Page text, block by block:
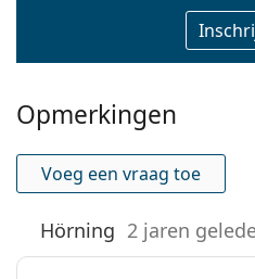
Opmerkingen
Voeg een vraag toe
Hörning 2 jaren